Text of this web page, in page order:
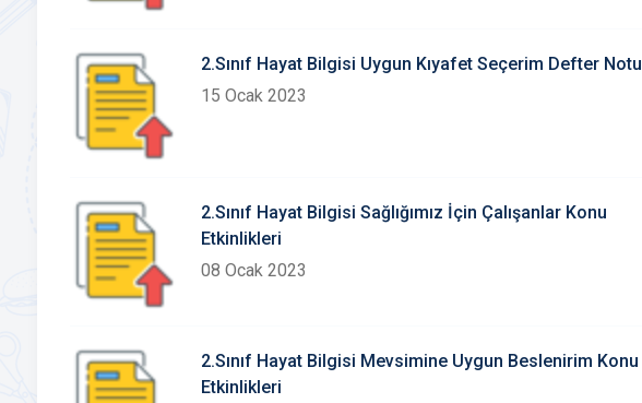
2.Sınıf Hayat Bilgisi Uygun Kıyafet Seçerim Defter Notu
15 Ocak 2023
2.Sınıf Hayat Bilgisi Sağlığımız İçin Çalışanlar Konu
Etkinlikleri
08 Ocak 2023
2.Sınıf Hayat Bilgisi Mevsimine Uygun Beslenirim Konu
Etkinlikleri